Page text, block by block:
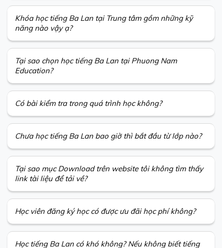
Khóa học tiếng Ba Lan tại Trung tâm gồm những kỹ
năng nào vậy ạ?
Tại sao chọn học tiếng Ba Lan tại Phuong Nam
Education?
Có bài kiểm tra trong quá trình học không?
Chưa học tiếng Ba Lan bao giờ thì bắt đầu từ lớp nào?
Tại sao mục Download trên website tôi không tìm thấy
link tài liệu để tải về?
Học viên đăng ký học có được ưu đãi học phí không?
Học tiếng Ba Lan có khó không? Nếu không biết tiếng